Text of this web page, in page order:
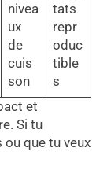
nivea
ux
de
cuis
son
tats
repr
oduc
tible
s
et
Si tu
que tu veux